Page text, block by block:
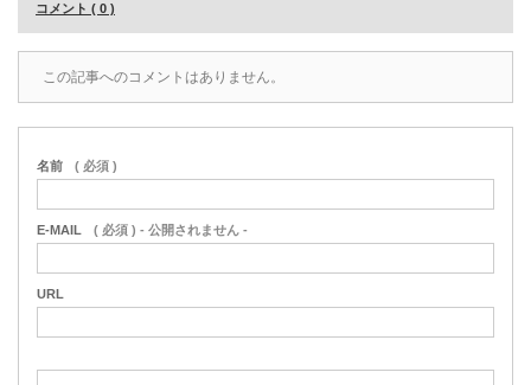
コメント ( 0 )
この記事へのコメントはありません。
名前 ( 必須 )
E-MAIL ( 必須 ) - 公開されません -
URL